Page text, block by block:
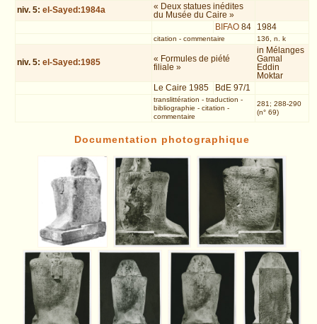
niv. 5:el-Sayed:1984a
« Deux statues inédites
du Musée du Caire »
BIFAO 84 1984
citation - commentaire 136, n. k
niv. 5:el-Sayed:1985
« Formules de piété
filiale »
in Mélanges
Gamal
Eddin
Moktar
Le Caire 1985
BdE 97/1
translittération - traduction -
bibliographie - citation -
commentaire
281; 288-290
(n° 69)
Documentation photographique